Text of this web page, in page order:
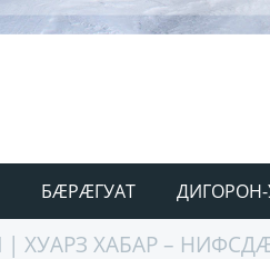
БÆРÆГУАТ ДИГОРОН-
| ХУАРЗ ХАБАР –